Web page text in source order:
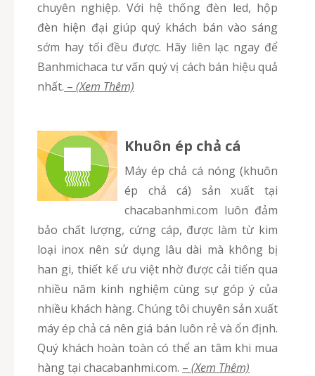
chuyên nghiệp. Với hệ thống đèn led, hộp
đèn hiện đại giúp quý khách bán vào sáng
sớm hay tối đều được. Hãy liên lạc ngay để
Banhmichaca tư vấn quý vị cách bán hiệu quả
nhất. – (Xem Thêm)
Khuôn ép chả cá
Máy ép chả cá nóng (khuôn
ép chả cá) sản xuất tại
chacabanhmi.com luôn đảm
bảo chất lượng, cứng cáp, được làm từ kim
loại inox nên sử dụng lâu dài mà không bị
han gi, thiết kế ưu việt nhờ được cải tiến qua
nhiều năm kinh nghiệm cùng sự góp ý của
nhiều khách hàng. Chúng tôi chuyên sản xuất
máy ép chả cá nên giá bán luôn rẻ và ổn định.
Quý khách hoàn toàn có thể an tâm khi mua
hàng tại chacabanhmi.com. – (Xem Thêm)